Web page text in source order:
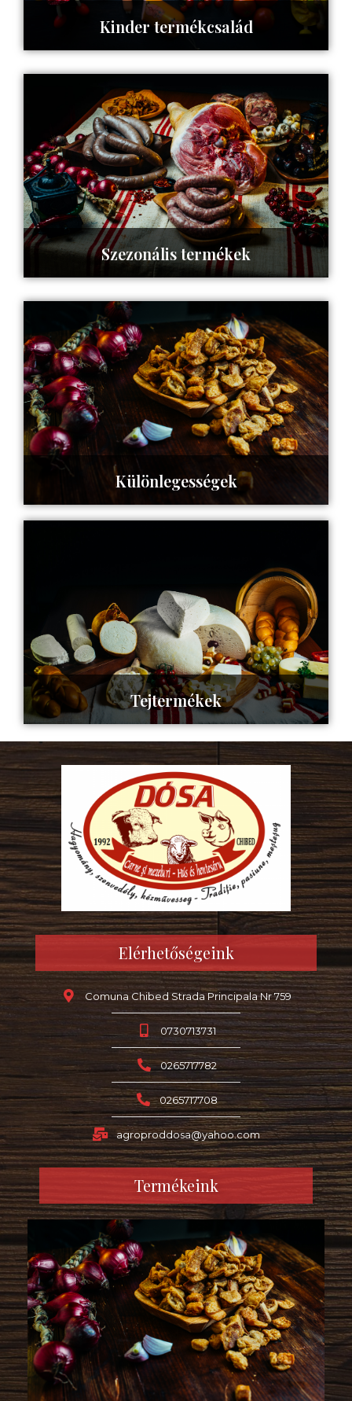
Kinder termékcsalád
Szezonális termékek
Különlegességek
Tovább az oldalra ->
Tejtermékek
Tovább az oldalra ->
Elérhetőségeink
Comuna Chibed Strada Principala Nr 759
0730713731
0265717782
0265717708
agroproddosa@yahoo.com
Termékeink